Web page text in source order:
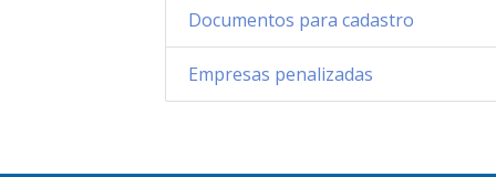
Documentos para cadastro
Empresas penalizadas